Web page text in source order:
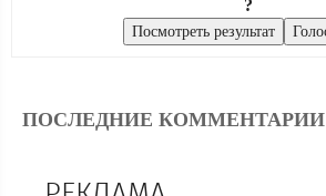
?
ПОСЛЕДНИЕ КОММЕНТАРИИ